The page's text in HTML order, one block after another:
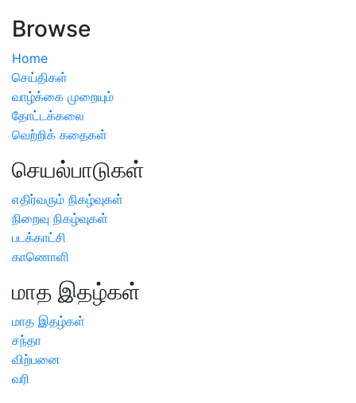
Browse
Home
செய்திகள்
வாழ்க்கை முறையும்
தோட்டக்கலை
வெற்றிக் கதைகள்
செயல்பாடுகள்
எதிர்வரும் நிகழ்வுகள்
நிறைவு நிகழ்வுகள்
படக்காட்சி
காணொளி
மாத இதழ்கள்
மாத இதழ்கள்
சந்தா
விற்பனை
வரி